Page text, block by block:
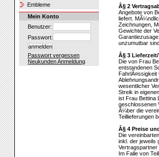
Embleme
Mein Konto
Benutzer:
Passwort:
Passwort vergessen
Neukunden Anmeldung
Â§ 2
Angebote von
liefert.
Zeichnungen,
Gewichte der
unzumutbar
Â§ 3
Die von Frau
entstandenen
FahrlÃ¤ssigkeit
wesentlicher
Streik in
ist Frau Bettina
geschlossenen
Ã¼ber die
Teillieferungen
Â§ 4 Preise
Die
inkl. der jeweils
Vertragspartner
Im Falle von